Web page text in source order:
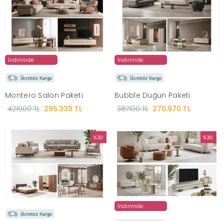
İndirimde
Montero Salon Paketi
421900 TL 295.330 TL
İndirimde
Bubble Düğün Paketi
387100 TL 270.970 TL
%30 %30
İndirimde